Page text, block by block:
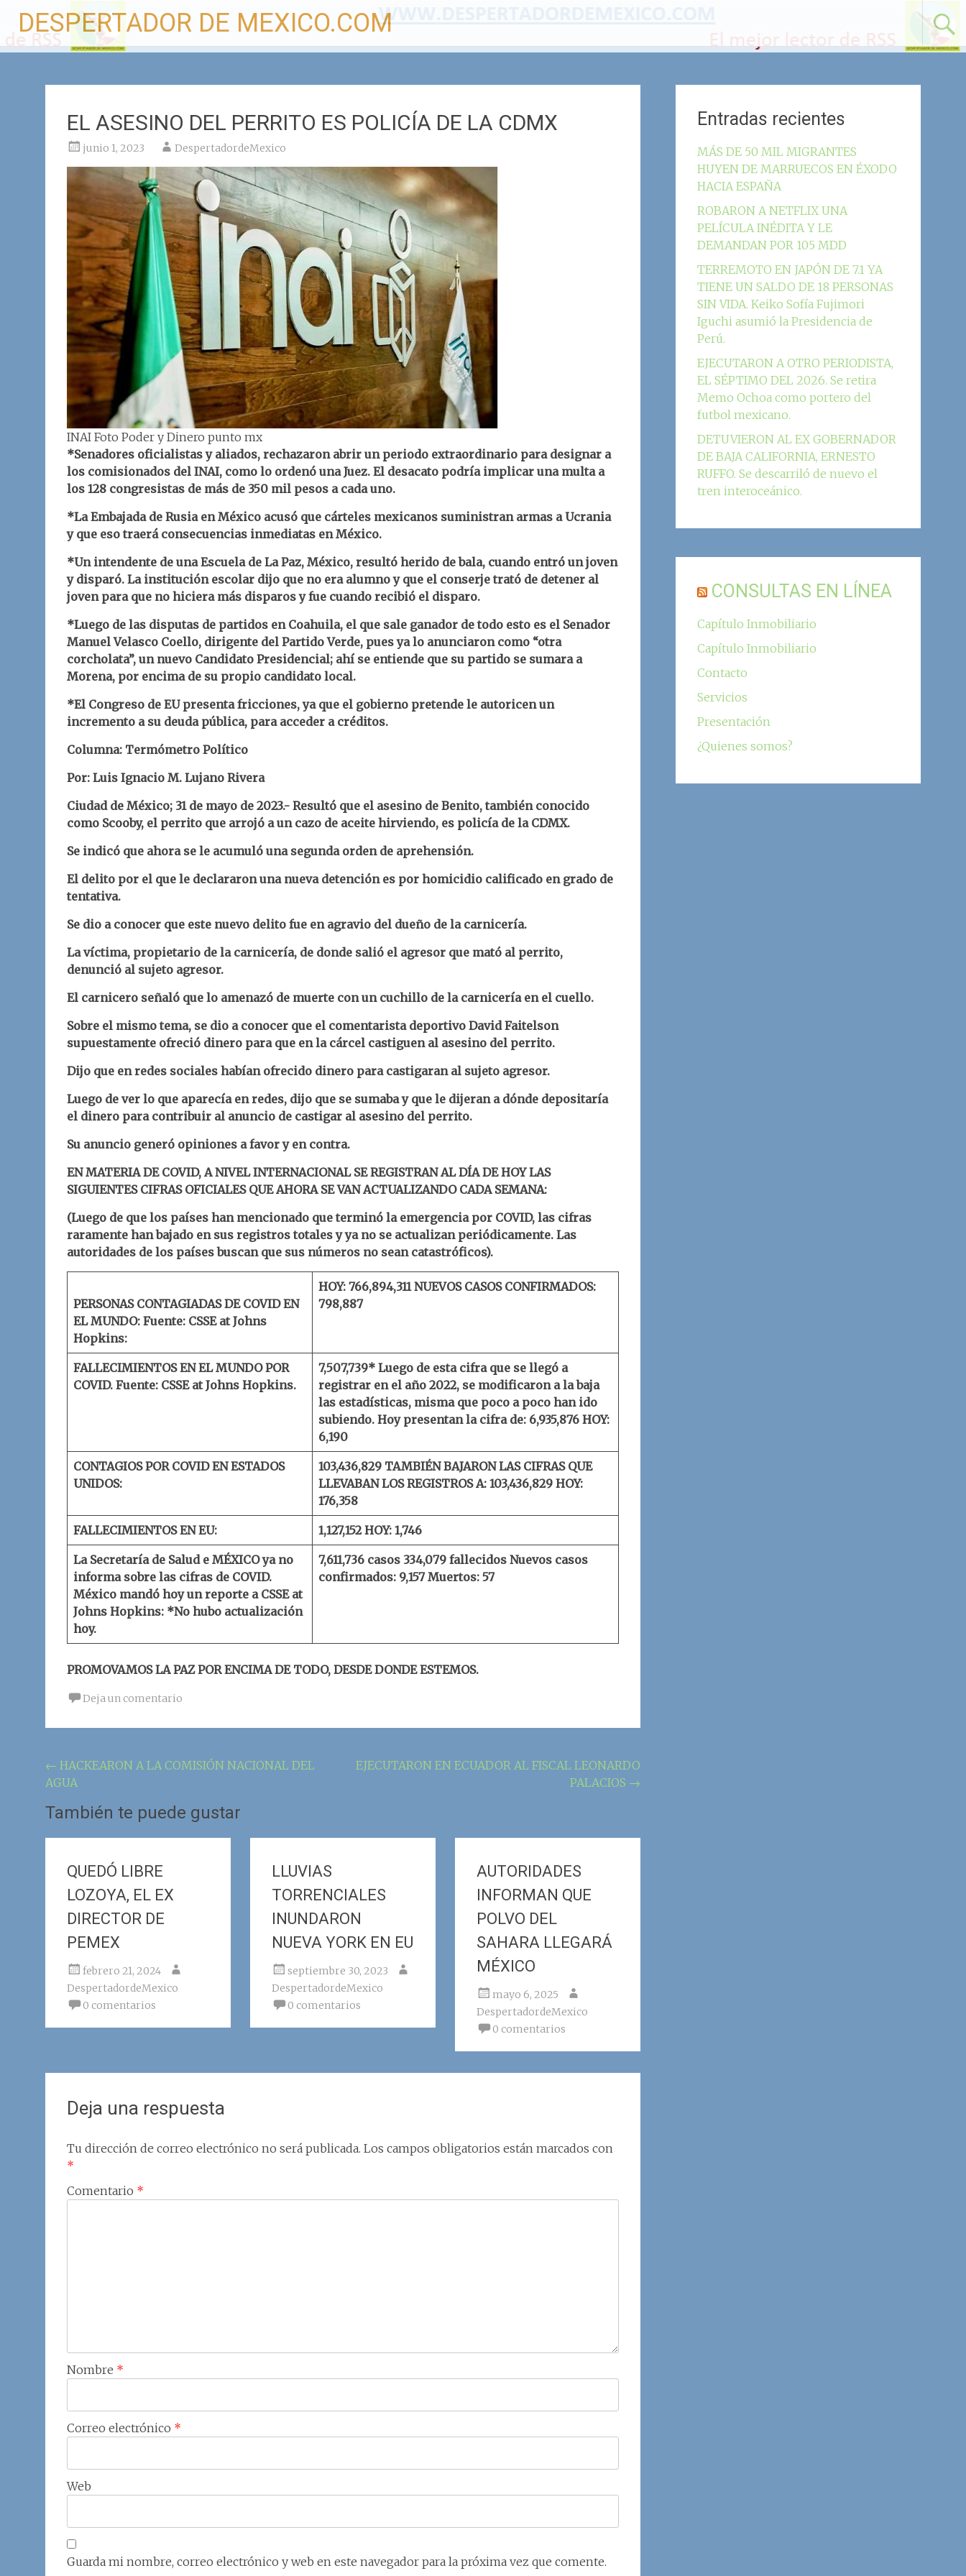
contenido
DESPERTADOR DE MEXICO.COM
EL ASESINO DEL PERRITO ES POLICÍA DE LA CDMX
junio 1, 2023 DespertadordeMexico
INAI Foto Poder y Dinero punto mx
*Senadores oficialistas y aliados, rechazaron abrir un periodo extraordinario para designar a
los comisionados del INAI, como lo ordenó una Juez. El desacato podría implicar una multa a
los 128 congresistas de más de 350 mil pesos a cada uno.
*La Embajada de Rusia en México acusó que cárteles mexicanos suministran armas a Ucrania
y que eso traerá consecuencias inmediatas en México.
*Un intendente de una Escuela de La Paz, México, resultó herido de bala, cuando entró un joven
y disparó. La institución escolar dijo que no era alumno y que el conserje trató de detener al
joven para que no hiciera más disparos y fue cuando recibió el disparo.
*Luego de las disputas de partidos en Coahuila, el que sale ganador de todo esto es el Senador
Manuel Velasco Coello, dirigente del Partido Verde, pues ya lo anunciaron como “otra
corcholata”, un nuevo Candidato Presidencial; ahí se entiende que su partido se sumara a
Morena, por encima de su propio candidato local.
*El Congreso de EU presenta fricciones, ya que el gobierno pretende le autoricen un
incremento a su deuda pública, para acceder a créditos.
Columna: Termómetro Político
Por: Luis Ignacio M. Lujano Rivera
Ciudad de México; 31 de mayo de 2023.- Resultó que el asesino de Benito, también conocido
como Scooby, el perrito que arrojó a un cazo de aceite hirviendo, es policía de la CDMX.
Se indicó que ahora se le acumuló una segunda orden de aprehensión.
El delito por el que le declararon una nueva detención es por homicidio calificado en grado de
tentativa.
Se dio a conocer que este nuevo delito fue en agravio del dueño de la carnicería.
La víctima, propietario de la carnicería, de donde salió el agresor que mató al perrito,
denunció al sujeto agresor.
El carnicero señaló que lo amenazó de muerte con un cuchillo de la carnicería en el cuello.
Sobre el mismo tema, se dio a conocer que el comentarista deportivo David Faitelson
supuestamente ofreció dinero para que en la cárcel castiguen al asesino del perrito.
Dijo que en redes sociales habían ofrecido dinero para castigaran al sujeto agresor.
Luego de ver lo que aparecía en redes, dijo que se sumaba y que le dijeran a dónde depositaría
el dinero para contribuir al anuncio de castigar al asesino del perrito.
Su anuncio generó opiniones a favor y en contra.
EN MATERIA DE COVID, A NIVEL INTERNACIONAL SE REGISTRAN AL DÍA DE HOY LAS
SIGUIENTES CIFRAS OFICIALES QUE AHORA SE VAN ACTUALIZANDO CADA SEMANA:
(Luego de que los países han mencionado que terminó la emergencia por COVID, las cifras
raramente han bajado en sus registros totales y ya no se actualizan periódicamente. Las
autoridades de los países buscan que sus números no sean catastróficos).
PERSONAS CONTAGIADAS DE COVID EN
EL MUNDO: Fuente: CSSE at Johns
Hopkins:
HOY: 766,894,311 NUEVOS CASOS CONFIRMADOS:
798,887
FALLECIMIENTOS EN EL MUNDO POR
COVID. Fuente: CSSE at Johns Hopkins.
7,507,739* Luego de esta cifra que se llegó a
registrar en el año 2022, se modificaron a la baja
las estadísticas, misma que poco a poco han ido
subiendo. Hoy presentan la cifra de: 6,935,876 HOY:
6,190
CONTAGIOS POR COVID EN ESTADOS
UNIDOS:
103,436,829 TAMBIÉN BAJARON LAS CIFRAS QUE
LLEVABAN LOS REGISTROS A: 103,436,829 HOY:
176,358
FALLECIMIENTOS EN EU: 1,127,152 HOY: 1,746
La Secretaría de Salud e MÉXICO ya no
informa sobre las cifras de COVID.
México mandó hoy un reporte a CSSE at
Johns Hopkins: *No hubo actualización
hoy.
7,611,736 casos 334,079 fallecidos Nuevos casos
confirmados: 9,157 Muertos: 57
PROMOVAMOS LA PAZ POR ENCIMA DE TODO, DESDE DONDE ESTEMOS.
Deja un comentario
Navegación
de
la
entrada
← HACKEARON A LA COMISIÓN NACIONAL DEL
AGUA
EJECUTARON EN ECUADOR AL FISCAL LEONARDO
PALACIOS →
También te puede gustar
QUEDÓ LIBRE
LOZOYA, EL EX
DIRECTOR DE
PEMEX
febrero 21, 2024
DespertadordeMexico
0 comentarios
LLUVIAS
TORRENCIALES
INUNDARON
NUEVA YORK EN EU
septiembre 30, 2023
DespertadordeMexico
0 comentarios
AUTORIDADES
INFORMAN QUE
POLVO DEL
SAHARA LLEGARÁ
MÉXICO
mayo 6, 2025
DespertadordeMexico
0 comentarios
Deja una respuesta
Tu dirección de correo electrónico no será publicada. Los campos obligatorios están marcados con
*
Comentario *
Nombre *
Correo electrónico *
Web
Guarda mi nombre, correo electrónico y web en este navegador para la próxima vez que comente.
Entradas recientes
MÁS DE 50 MIL MIGRANTES
HUYEN DE MARRUECOS EN ÉXODO
HACIA ESPAÑA
ROBARON A NETFLIX UNA
PELÍCULA INÉDITA Y LE
DEMANDAN POR 105 MDD
TERREMOTO EN JAPÓN DE 7.1 YA
TIENE UN SALDO DE 18 PERSONAS
SIN VIDA. Keiko Sofía Fujimori
Iguchi asumió la Presidencia de
Perú.
EJECUTARON A OTRO PERIODISTA,
EL SÉPTIMO DEL 2026. Se retira
Memo Ochoa como portero del
futbol mexicano.
DETUVIERON AL EX GOBERNADOR
DE BAJA CALIFORNIA, ERNESTO
RUFFO. Se descarriló de nuevo el
tren interoceánico.
CONSULTAS EN LÍNEA
Capítulo Inmobiliario
Capítulo Inmobiliario
Contacto
Servicios
Presentación
¿Quienes somos?